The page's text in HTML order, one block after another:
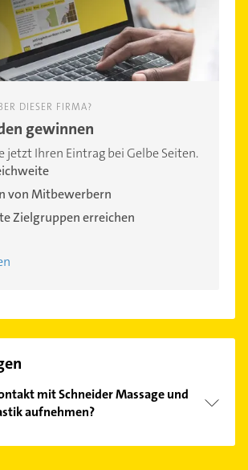
DIESER FIRMA?
gewinnen
jetzt Ihren Eintrag bei Gelbe Seiten.
von Mitbewerbern
Zielgruppen erreichen
mit Schneider Massage und
aufnehmen?